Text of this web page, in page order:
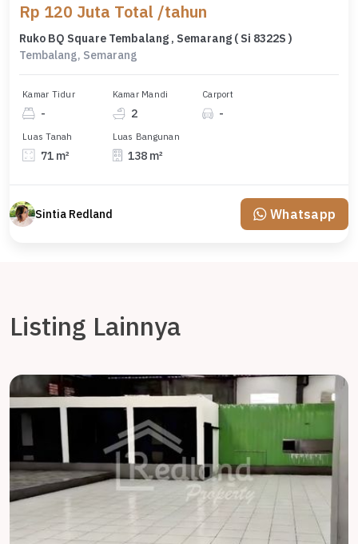
Rp 120 Juta Total /tahun
Ruko BQ Square Tembalang , Semarang ( Si 8322S )
Tembalang, Semarang
Kamar Tidur
-
Kamar Mandi
2
Carport
-
Luas Tanah
71 m²
Luas Bangunan
138 m²
Sintia Redland Whatsapp
Listing Lainnya